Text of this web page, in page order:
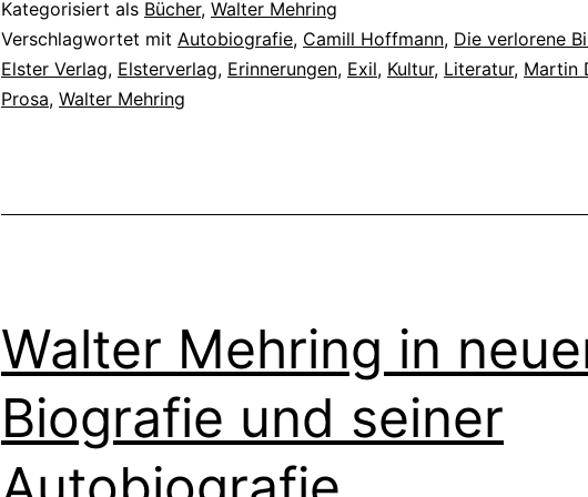
Kategorisiert als Bücher, Walter Mehring
Verschlagwortet mit Autobiografie, Camill Hoffmann, Die verlorene
Elster Verlag, Elsterverlag, Erinnerungen, Exil, Kultur, Literatur, Martin
Prosa, Walter Mehring
Walter Mehring in
Biografie und seiner